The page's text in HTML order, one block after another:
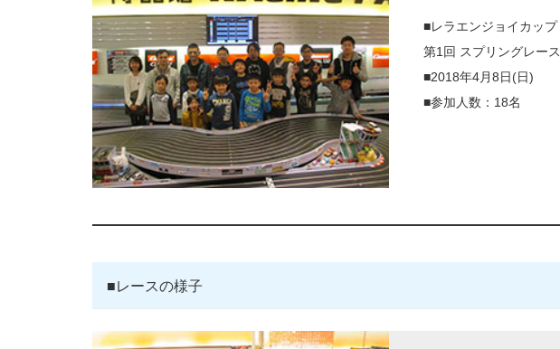
■レラエンジョイカップ
第1回 スプリングレース
■2018年4月8日(日)
■参加人数：18名
■レースの様子